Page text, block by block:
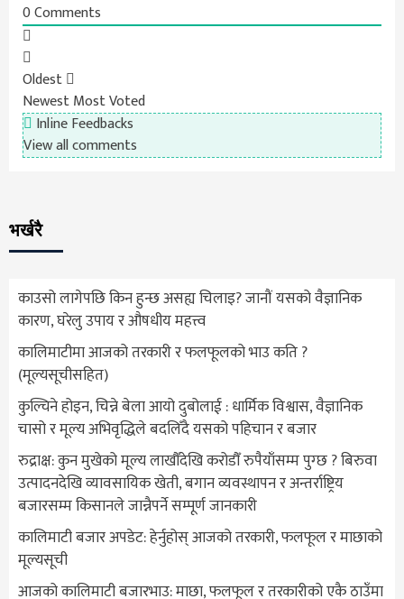
0Comments
Oldest
NewestMost Voted
Inline Feedbacks
View all comments
भर्खरै
काउसो लागेपछि किन हुन्छ असह्य चिलाइ? जानौं यसको वैज्ञानिक
कारण, घरेलु उपाय र औषधीय महत्त्व
कालिमाटीमा आजको तरकारी र फलफूलको भाउ कति ?
(मूल्यसूचीसहित)
कुल्चिने होइन, चिन्ने बेला आयो दुबोलाई : धार्मिक विश्वास, वैज्ञानिक
चासो र मूल्य अभिवृद्धिले बदलिँदै यसको पहिचान र बजार
रुद्राक्ष: कुन मुखेको मूल्य लाखौँदेखि करोडौँ रुपैयाँसम्म पुग्छ ? बिरुवा
उत्पादनदेखि व्यावसायिक खेती, बगान व्यवस्थापन र अन्तर्राष्ट्रिय
बजारसम्म किसानले जान्नैपर्ने सम्पूर्ण जानकारी
कालिमाटी बजार अपडेट: हेर्नुहोस् आजको तरकारी, फलफूल र माछाको
मूल्यसूची
आजको कालिमाटी बजारभाउ: माछा, फलफूल र तरकारीको एकै ठाउँमा